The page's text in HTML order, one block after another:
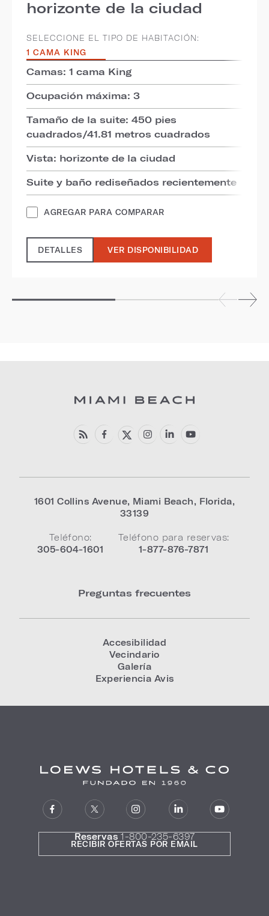
horizonte de la ciudad
SELECCIONE EL TIPO DE HABITACIÓN:
1 CAMA KING
Camas: 1 cama King
Ocupación máxima: 3
Tamaño de la suite: 450 pies
cuadrados/41.81 metros cuadrados
Vista: horizonte de la ciudad
Suite y baño rediseñados recientemente
AGREGAR PARA COMPARAR
DETALLES VER DISPONIBILIDAD
1601 Collins Avenue, Miami Beach, Florida,
33139
Teléfono:
305-604-1601
Teléfono para reservas:
1-877-876-7871
Preguntas frecuentes
Accesibilidad
Vecindario
Galería
Experiencia Avis
Reservas 1-800-235-6397
RECIBIR OFERTAS POR EMAIL